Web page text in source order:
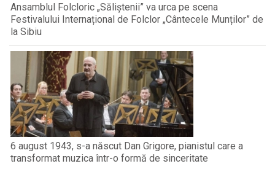
Ansamblul Folcloric „Săliștenii” va urca pe scena
Festivalului Internațional de Folclor „Cântecele Munților” de
la Sibiu
6 august 1943, s-a născut Dan Grigore, pianistul care a
transformat muzica într-o formă de sinceritate